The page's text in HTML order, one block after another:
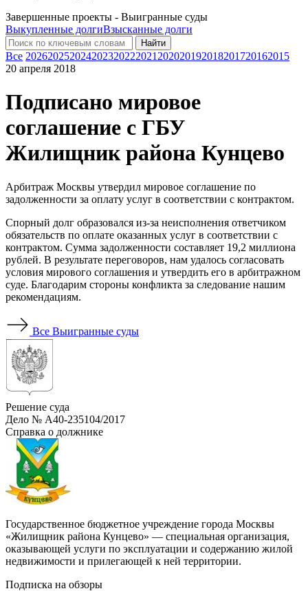
Завершенные проекты - Выигранные суды
Выкупленные долгиВзысканные долги
Найти
Все 202620252024202320222021 202020192018201720162015
20 апреля 2018
Подписано мировое
соглашение с ГБУ
Жилищник района Кунцево
Арбитраж Москвы утвердил мировое соглашение по
задолженности за оплату услуг в соответствии с контрактом.
Спорный долг образовался из-за неисполнения ответчиком
обязательств по оплате оказанных услуг в соответствии с
контрактом. Сумма задолженности составляет 19,2 миллиона
рублей. В результате переговоров, нам удалось согласовать
условия мирового соглашения и утвердить его в арбитражном
суде. Благодарим стороны конфликта за следование нашим
рекомендациям.
Все Выигранные суды
Решение суда
Дело № А40-235104/2017
Справка о должнике
Государственное бюджетное учреждение города Москвы
«Жилищник района Кунцево» — специальная организация,
оказывающей услуги по эксплуатации и содержанию жилой
недвижимости и прилегающей к ней территории.
Подписка на обзоры